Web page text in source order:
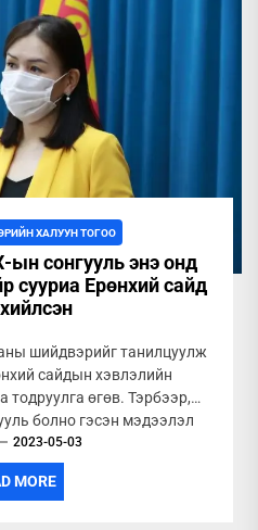
ХАЛУУН ТОГОО
ын сонгууль энэ онд
сууриа Ерөнхий сайд
шийдвэрийг танилцуулж
сайдын хэвлэлийн
тодруулга өгөв. Тэрбээр,
болно гэсэн мэдээлэл
цацагдаж...
2023-05-03
MORE